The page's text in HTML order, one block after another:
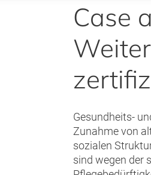
Case
Gesundheits-
Zunahme von
sozialen
sind wegen der